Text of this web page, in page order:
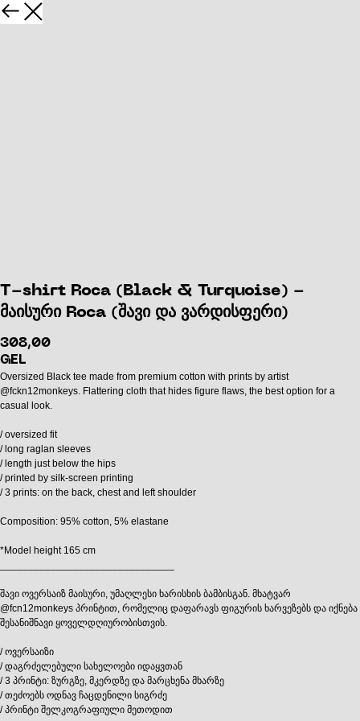
T-shirt Roca (Black & Turquoise) -
მაისური Roca (შავი და ვარდისფერი)
308,00
GEL
Oversized Black tee made from premium cotton with prints by artist
@fckn12monkeys. Flattering cloth that hides figure flaws, the best option for a
casual look.
/ oversized fit
/ long raglan sleeves
/ length just below the hips
/ printed by silk-screen printing
/ 3 prints: on the back, chest and left shoulder
Composition: 95% cotton, 5% elastane
*Model height 165 cm
შავი ოვერსაიზ მაისური, უმაღლესი ხარისხის ბამბისგან. მხატვარ
@fcn12monkeys პრინტით, რომელიც დაფარავს ფიგურის ხარვეზებს და იქნება
შესანიშნავი ყოველდღიურობისთვის.
/ ოვერსაიზი
/ დაგრძელებული სახელოები იდაყვთან
/ 3 პრინტი: ზურგზე, მკერდზე და მარცხენა მხარზე
/ თეძოებს ოდნავ ჩაცდენილი სიგრძე
/ პრინტი შელკოგრაფიული მეთოდით